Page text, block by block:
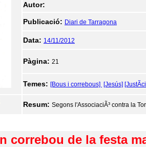
Autor:
Publicació: Diari de Tarragona
Data: 14/11/2012
Pàgina: 21
Temes: [Bous i correbous] [Jesús]
Resum: Segons l'AssociaciÃ³ contra la
correbou de la festa